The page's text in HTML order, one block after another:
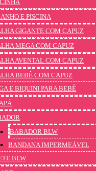
E PISCINA
GIGANTE COM CAPUZ
MEGA COM CAPUZ
AVENTAL COM CAPUZ
BEBÊ COM CAPUZ
E BIQUINI PARA BEBÊ
BABADOR BLW
BANDANA IMPERMEÁVEL
BLW